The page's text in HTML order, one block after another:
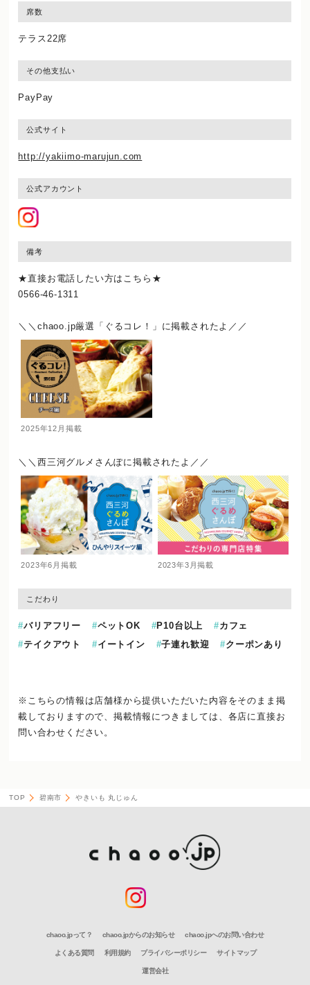
席数
テラス22席
その他支払い
PayPay
公式サイト
http://yakiimo-marujun.com
公式アカウント
備考
★直接お電話したい方はこちら★
0566-46-1311
＼＼chaoo.jp厳選「ぐるコレ！」に掲載されたよ／／
2025年12月掲載
＼＼西三河グルメさんぽに掲載されたよ／／
2023年6月掲載 2023年3月掲載
こだわり
バリアフリー ペットOK P10台以上
カフェ
テイクアウト
イートイン 子連れ歓迎 クーポンあり
※こちらの情報は店舗様から提供いただいた内容をそのまま掲
載しておりますので、掲載情報につきましては、各店に直接お
問い合わせください。
TOP 碧南市 やきいも 丸じゅん
chaoo.jpって？ chaoo.jpからのお知らせ chaoo.jpへのお問い合わせ
よくある質問 利用規約 プライバシーポリシー サイトマップ
運営会社